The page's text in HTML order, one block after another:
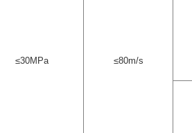
≤30MPa ≤80m/s